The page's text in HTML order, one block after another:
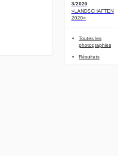
3/2020
»LANDSCHAFTEN
2020«
Toutes les
photographies
Résultats